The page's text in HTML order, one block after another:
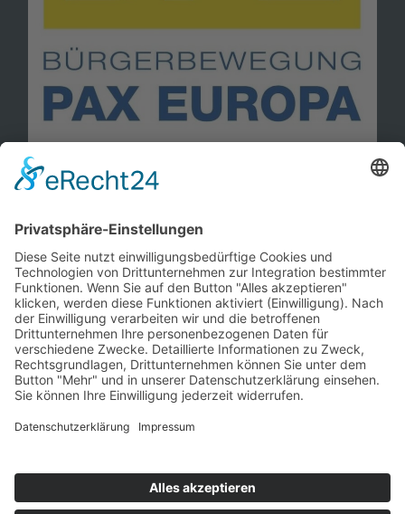
Kontakt
Mitglied werden!
Impressum
Datenschutz
Copyright 2023. All rights reserved.